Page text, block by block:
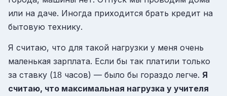
или на даче. Иногда приходится брать кредит на
бытовую технику.
Я считаю, что для такой нагрузки у меня очень
маленькая зарплата. Если бы так платили только
за ставку (18 часов) — было бы гораздо легче. Я
считаю, что максимальная нагрузка у учителя